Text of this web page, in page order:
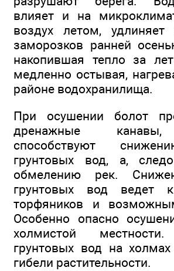
влияет и на
воздух летом, удлиняет
заморозков ранней
накопившая тепло за
медленно остывая,
районе водохранилища.
При осушении болот
дренажные
способствуют
грунтовых вод, а,
обмелению рек.
грунтовых вод ведет
торфяников и
Особенно опасно
холмистой
грунтовых вод на
гибели растительности.